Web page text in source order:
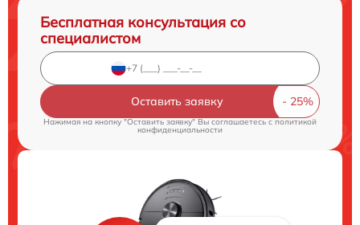
Бесплатная консультация со
специалистом
Оставить заявку
Нажимая на кнопку "Оставить заявку" Вы соглашаетесь cполитикой
конфиденциальности